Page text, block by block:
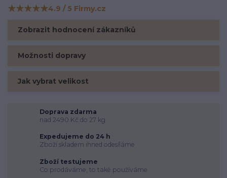
Hodnocení na Firmy.cz
★★★★★4.9 / 5 Firmy.cz
Zobrazit hodnocení zákazníků
Možnosti dopravy
Jak vybrat velikost
Doprava zdarma
nad 2490 Kč do 27 kg
Expedujeme do 24 h
Zboží skladem ihned odesíláme
Zboží testujeme
Co prodáváme, to také používáme